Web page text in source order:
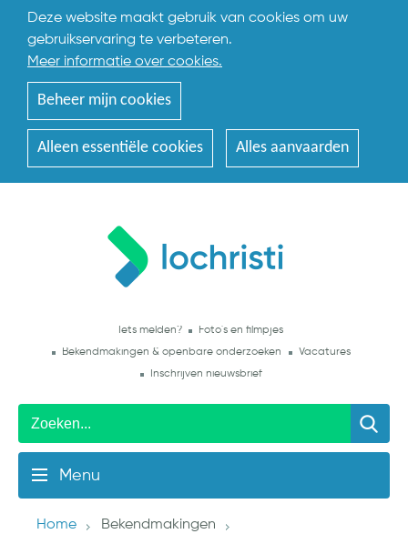
Deze website maakt gebruik van cookies om uw
gebruikservaring te verbeteren.
Meer informatie over cookies.
Beheer mijn cookies
Alleen essentiële cookies Alles aanvaarden
Iets melden?
Foto's en filmpjes
Bekendmakingen & openbare onderzoeken
Vacatures
Inschrijven nieuwsbrief
Menu
Home Bekendmakingen